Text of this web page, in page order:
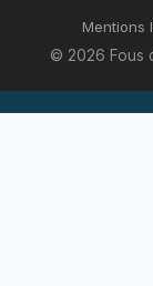
Mentions
© 2026 Fous